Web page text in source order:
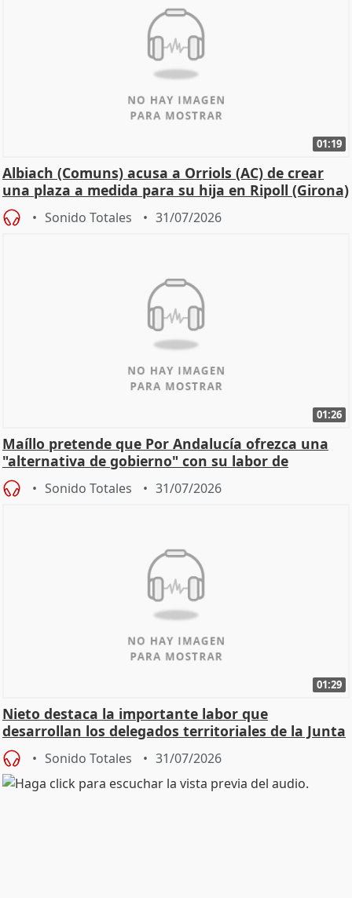
01:19
Albiach (Comuns) acusa a Orriols (AC) de crear
una plaza a medida para su hija en Ripoll (Girona)
Sonido Totales 31/07/2026
01:26
Maíllo pretende que Por Andalucía ofrezca una
"alternativa de gobierno" con su labor de
oposición
Sonido Totales 31/07/2026
01:29
Nieto destaca la importante labor que
desarrollan los delegados territoriales de la Junta
Sonido Totales 31/07/2026